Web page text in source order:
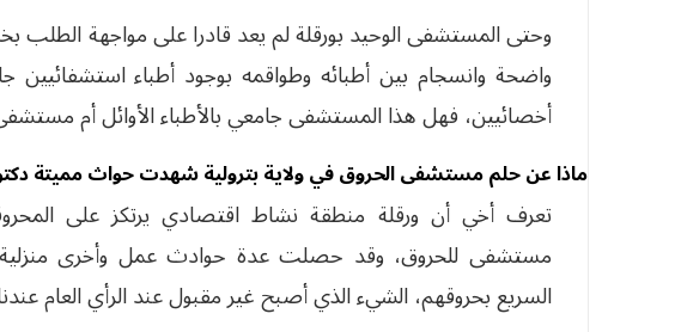
وحتى المستشفى الوحيد بورقلة لم يعد قادرا على مواجهة
واضحة وانسجام بين أطبائه وطواقمه بوجود أطباء
أخصائيين، فهل هذا المستشفى جامعي بالأطباء الأوائل أم مستشفى
ماذا عن حلم مستشفى الحروق في ولاية بترولية شهدت حواث مميتة
تعرف أخي أن ورقلة منطقة نشاط اقتصادي يرتكز على
مستشفى للحروق، وقد حصلت عدة حوادث عمل وأخرى منزلية،
السريع بحروقهم، الشيء الذي أصبح غير مقبول عند الرأي العام